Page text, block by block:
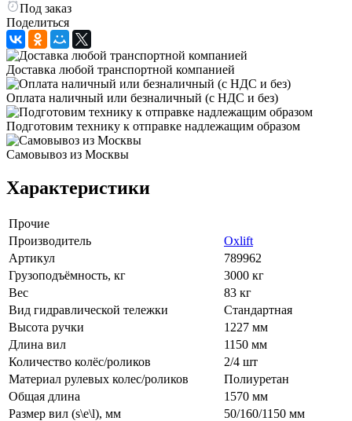
Под заказ
Поделиться
Доставка любой транспортной компанией
Оплата наличный или безналичный (с НДС и без)
Подготовим технику к отправке надлежащим образом
Самовывоз из Москвы
Характеристики
Прочие
Производитель
Oxlift
Артикул
789962
Грузоподъёмность, кг
3000 кг
Вес
83 кг
Вид гидравлической тележки
Стандартная
Высота ручки
1227 мм
Длина вил
1150 мм
Количество колёс/роликов
2/4 шт
Материал рулевых колес/роликов
Полиуретан
Общая длина
1570 мм
Размер вил (s\e\l), мм
50/160/1150 мм